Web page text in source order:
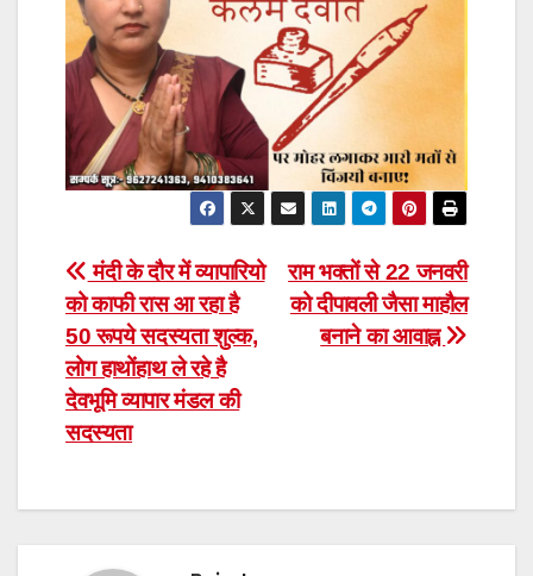
Post
navigation
राम भक्तों से 22 जनवरी
को दीपावली जैसा माहौल
बनाने का आवाह्न
मंदी के दौर में व्यापारियो
को काफी रास आ रहा है
50 रूपये सदस्यता शुल्क,
लोग हाथोंहाथ ले रहे है
देवभूमि व्यापार मंडल की
सदस्यता